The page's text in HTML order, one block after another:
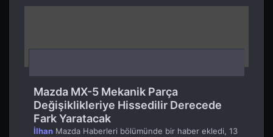
Mazda MX-5 Mekanik Parça
Değişiklikleriye Hissedilir Derecede
Fark Yaratacak
İlhan Mazda Haberleri bölümünde bir haber ekledi, 13